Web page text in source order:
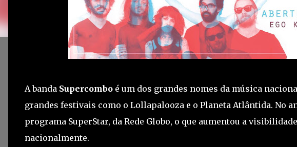
A banda Supercombo é um dos grandes nomes da música
grandes festivais como o Lollapalooza e o Planeta Atlântida. No
programa SuperStar, da Rede Globo, o que aumentou a
nacionalmente.